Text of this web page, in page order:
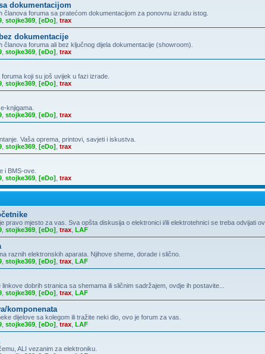
dokumentacijom
članova foruma sa pratećom dokumentacijom za ponovnu izradu istog.
stojke369 [eDo] trax
dokumentacije
članova foruma ali bez ključnog dijela dokumentacije (showroom).
stojke369 [eDo] trax
koji su još uvijek u fazi izrade.
stojke369 [eDo] trax
knjigama.
stojke369 [eDo] trax
Vaša oprema, printovi, savjeti i iskustva.
stojke369 [eDo] trax
i BMS-ove.
stojke369 [eDo] trax
pravo mjesto za vas. Sva opšta diskusija o elektronici i/ili elektrotehnici se treba odvijati
stojke369 [eDo] trax LAF
raznih elektronskih aparata. Njihove sheme, dorade i slično.
stojke369 [eDo] trax LAF
dobrih stranica sa shemama ili sličnim sadržajem, ovdje ih postavite...
stojke369 [eDo] trax LAF
komponenata
dijelove sa kolegom ili tražite neki dio, ovo je forum za vas.
stojke369 [eDo] trax LAF
ALI vezanim za elektroniku.